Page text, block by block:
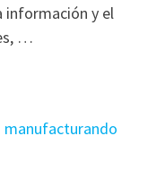
información y el
…